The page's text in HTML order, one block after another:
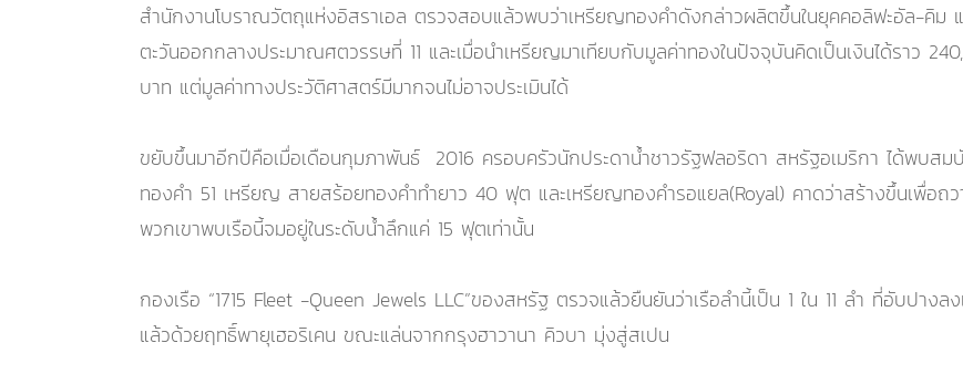
สำนักงานโบราณวัตถุแห่งอิสราเอล ตรวจสอบแล้วพบว่าเหรียญทองคำดังกล่าวผลิตขึ้นในยุคคอลิฟะอัล-คิ
ตะวันออกกลางประมาณศตวรรษที่ 11 และเมื่อนำเหรียญมาเทียบกับมูลค่าทองในปัจจุบันคิดเป็นเงินได้ราว
บาท แต่มูลค่าทางประวัติศาสตร์มีมากจนไม่อาจประเมินได้
ขยับขึ้นมาอีกปีคือเมื่อเดือนกุมภาพันธ์ 2016 ครอบครัวนักประดาน้ำชาวรัฐฟลอริดา สหรัฐอเมริกา ได้พบสม
ทองคำ 51 เหรียญ สายสร้อยทองคำทำยาว 40 ฟุต และเหรียญทองคำรอแยล(Royal) คาดว่าสร้างขึ้นเพื่อ
พวกเขาพบเรือนี้จมอยู่ในระดับน้ำลึกแค่ 15 ฟุตเท่านั้น
กองเรือ “1715 Fleet -Queen Jewels LLC”ของสหรัฐ ตรวจแล้วยืนยันว่าเรือลำนี้เป็น 1 ใน 11 ลำ ที่อับปา
แล้วด้วยฤทธิ์พายุเฮอริเคน ขณะแล่นจากกรุงฮาวานา คิวบา มุ่งสู่สเปน